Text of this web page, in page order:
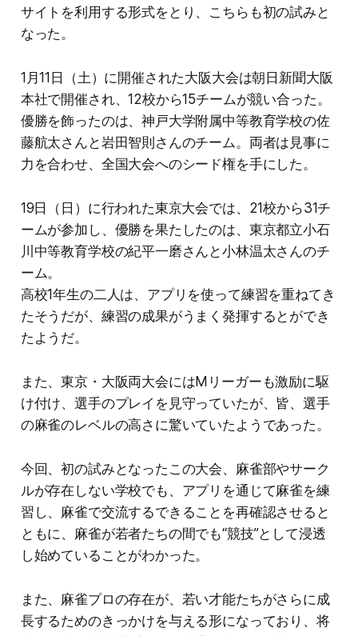
サイトを利用する形式をとり、こちらも初の試みと
なった。
1月11日（土）に開催された大阪大会は朝日新聞大阪
本社で開催され、12校から15チームが競い合った。
優勝を飾ったのは、神戸大学附属中等教育学校の佐
藤航太さんと岩田智則さんのチーム。両者は見事に
力を合わせ、全国大会へのシード権を手にした。
19日（日）に行われた東京大会では、21校から31チ
ームが参加し、優勝を果たしたのは、東京都立小石
川中等教育学校の紀平一磨さんと小林温太さんのチ
ーム。
高校1年生の二人は、アプリを使って練習を重ねてき
たそうだが、練習の成果がうまく発揮するとができ
たようだ。
また、東京・大阪両大会にはMリーガーも激励に駆
け付け、選手のプレイを見守っていたが、皆、選手
の麻雀のレベルの高さに驚いていたようであった。
今回、初の試みとなったこの大会、麻雀部やサーク
ルが存在しない学校でも、アプリを通じて麻雀を練
習し、麻雀で交流するできることを再確認させると
ともに、麻雀が若者たちの間でも“競技”として浸透
し始めていることがわかった。
また、麻雀プロの存在が、若い才能たちがさらに成
長するためのきっかけを与える形になっており、将